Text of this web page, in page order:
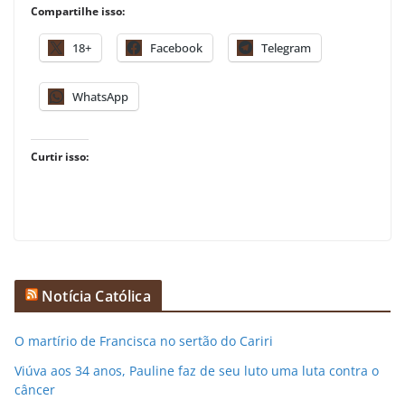
Compartilhe isso:
18+ Facebook Telegram
WhatsApp
Curtir isso:
Notícia Católica
O martírio de Francisca no sertão do Cariri
Viúva aos 34 anos, Pauline faz de seu luto uma luta contra o
câncer